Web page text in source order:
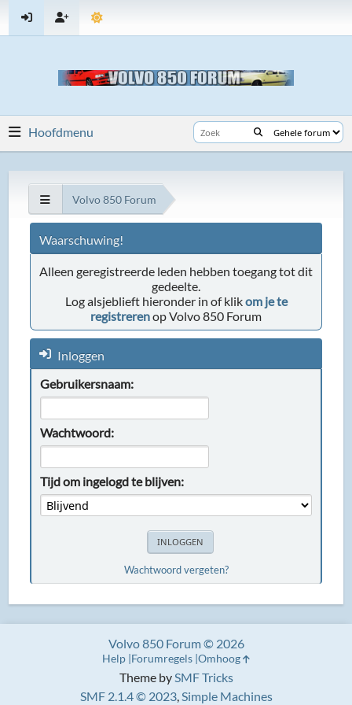
Hoofdmenu
Volvo 850 Forum
Waarschuwing!
Alleen geregistreerde leden hebben toegang tot dit
gedeelte.
Log alsjeblieft hieronder in of klikom je te
registrerenop Volvo 850 Forum
Inloggen
Gebruikersnaam:
Wachtwoord:
Tijd om ingelogd te blijven:
Wachtwoord vergeten?
Theme bySMF Tricks
SMF 2.1.4 © 2023,Simple Machines
Volvo 850 Forum © 2026
Help Forumregels Omhoog